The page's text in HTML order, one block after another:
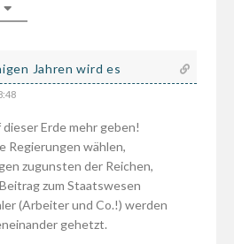
Jahren wird es
Erde mehr geben!
Regierungen wählen,
zugunsten der Reichen,
zum Staatswesen
(Arbeiter und Co.!) werden
gehetzt.